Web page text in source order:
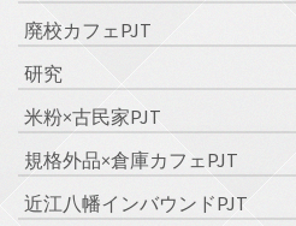
廃校カフェPJT
研究
米粉×古民家PJT
規格外品×倉庫カフェPJT
近江八幡インバウンドPJT